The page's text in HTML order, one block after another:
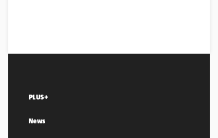
PLUS+
News